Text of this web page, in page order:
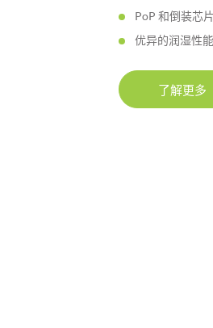
PoP 和倒装芯
优异的润湿性能
了解更多